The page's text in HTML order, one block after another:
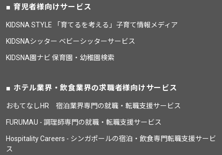
育児者様向けサービス
KIDSNA STYLE 「育てるを考える」子育て情報メディア
KIDSNAシッター ベビーシッターサービス
KIDSNA園ナビ 保育園・幼稚園検索
ホテル業界・飲食業界の求職者様向けサービス
おもてなしHR 宿泊業界専門の就職・転職支援サービス
FURUMAU - 調理師専門の就職・転職支援サービス
Hospitality Careers - シンガポールの宿泊・飲食専門転職支援サービ
ス